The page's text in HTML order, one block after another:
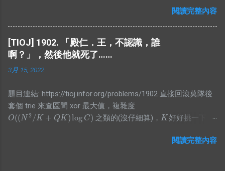
vector<pair<int,bian>> E; class SegTree{ private: struct Node{
int len=0; int cnt=0; } arr[4*N]; void pull(int id, int l, int r){
if(arr[id].cnt) arr[id].len = r - l; ...
<bits/stdc++.h> using namespace std; #define N 50000 int
arr1[N+5],arr2[N+5]; int main(){ int n;
while(scanf("%d",&n)!=EOF){ for(int
i=0;i<n;i++)scanf("%d",&arr1[i]); for(int
i=0;i<n;i++)scanf("%d",&arr2[i]); sort(arr1,arr1+n,[](int a,int b)
{return a<b;}); sort(arr2,arr2+n,[](int a,int b){return a>b;});
long long)arr1[i]*(unsigned long long)arr2[i]; printf("%llu\n",ans);
} return 0; }
閱讀完整內容
[TIOJ] 1902. 「殿仁．王，不認識，誰
啊？」，然後他就死了……
3月 15, 2022
題目連結: https://tioj.infor.org/problems/1902 直接回滾莫隊後
套個 trie 來查區間 xor 最大值，複雜度
O((N 2 /K + QK)log C)
O((N2/K+Q K) logC) 之類的(沒仔細算)， K
K 好好挑一下就
<algorithm> #include <functional> #include <iostream>閱讀完整內容